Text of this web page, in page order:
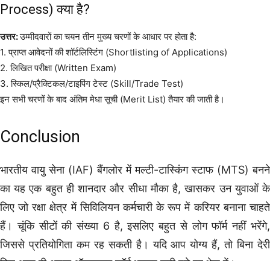
Process) क्या है?
उत्तर:उम्मीदवारों का चयन तीन मुख्य चरणों के आधार पर होता है:
1. प्राप्त आवेदनों की शॉर्टलिस्टिंग (Shortlisting of Applications)
2. लिखित परीक्षा (Written Exam)
3. स्किल/प्रैक्टिकल/टाइपिंग टेस्ट (Skill/Trade Test)
इन सभी चरणों के बाद अंतिम मेधा सूची (Merit List) तैयार की जाती है।
Conclusion
भारतीय वायु सेना (IAF) बैंगलोर में मल्टी-टास्किंग स्टाफ (MTS) बनने
का यह एक बहुत ही शानदार और सीधा मौका है, खासकर उन युवाओं के
लिए जो रक्षा क्षेत्र में सिविलियन कर्मचारी के रूप में करियर बनाना चाहते
हैं। चूंकि सीटों की संख्या 6 है, इसलिए बहुत से लोग फॉर्म नहीं भरेंगे,
जिससे प्रतियोगिता कम रह सकती है। यदि आप योग्य हैं, तो बिना देरी